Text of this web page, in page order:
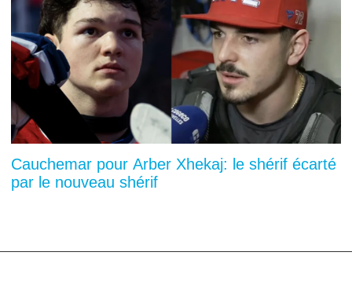
Cauchemar pour Arber Xhekaj: le shérif écarté
par le nouveau shérif